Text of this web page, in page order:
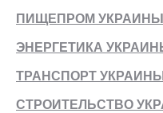
ПИЩЕПРОМ УКРАИНЫ
ЭНЕРГЕТИКА
ТРАНСПОРТ УКРАИНЫ
СТРОИТЕЛЬСТВО